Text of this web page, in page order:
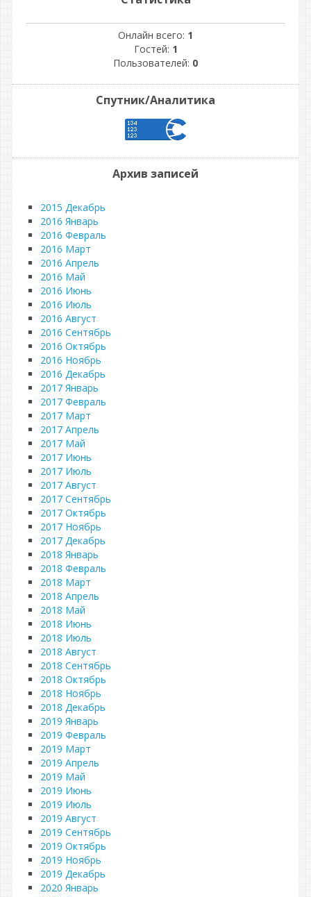
Онлайн всего: 1
Гостей: 1
Пользователей: 0
Спутник/Аналитика
Архив записей
2015 Декабрь
2016 Январь
2016 Февраль
2016 Март
2016 Апрель
2016 Май
2016 Июнь
2016 Июль
2016 Август
2016 Сентябрь
2016 Октябрь
2016 Ноябрь
2016 Декабрь
2017 Январь
2017 Февраль
2017 Март
2017 Апрель
2017 Май
2017 Июнь
2017 Июль
2017 Август
2017 Сентябрь
2017 Октябрь
2017 Ноябрь
2017 Декабрь
2018 Январь
2018 Февраль
2018 Март
2018 Апрель
2018 Май
2018 Июнь
2018 Июль
2018 Август
2018 Сентябрь
2018 Октябрь
2018 Ноябрь
2018 Декабрь
2019 Январь
2019 Февраль
2019 Март
2019 Апрель
2019 Май
2019 Июнь
2019 Июль
2019 Август
2019 Сентябрь
2019 Октябрь
2019 Ноябрь
2019 Декабрь
2020 Январь